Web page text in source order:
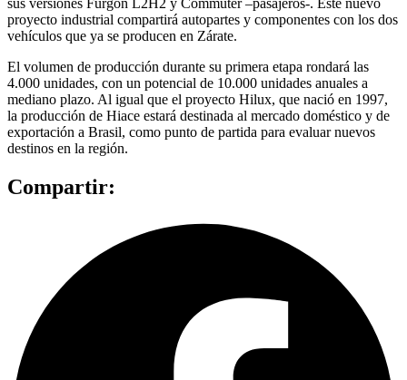
proyecto industrial compartirá autopartes y componentes con los dos
vehículos que ya se producen en Zárate.
El volumen de producción durante su primera etapa rondará las
4.000 unidades, con un potencial de 10.000 unidades anuales a
mediano plazo. Al igual que el proyecto Hilux, que nació en 1997,
la producción de Hiace estará destinada al mercado doméstico y de
exportación a Brasil, como punto de partida para evaluar nuevos
destinos en la región.
Compartir: